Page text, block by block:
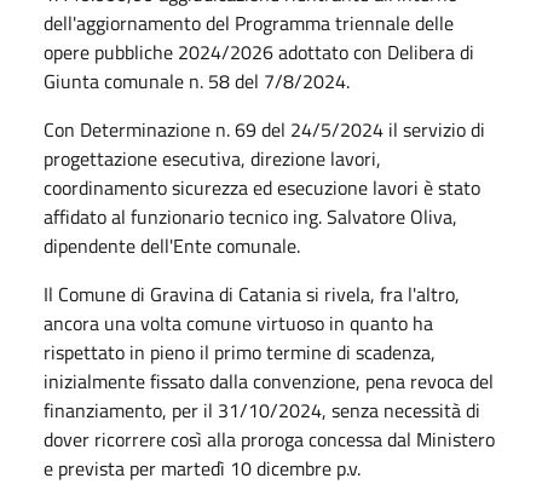
dell'aggiornamento del Programma triennale delle
opere pubbliche 2024/2026 adottato con Delibera di
Giunta comunale n. 58 del 7/8/2024.
Con Determinazione n. 69 del 24/5/2024 il servizio di
progettazione esecutiva, direzione lavori,
coordinamento sicurezza ed esecuzione lavori è stato
affidato al funzionario tecnico ing. Salvatore Oliva,
dipendente dell'Ente comunale.
Il Comune di Gravina di Catania si rivela, fra l'altro,
ancora una volta comune virtuoso in quanto ha
rispettato in pieno il primo termine di scadenza,
inizialmente fissato dalla convenzione, pena revoca del
finanziamento, per il 31/10/2024, senza necessità di
dover ricorrere così alla proroga concessa dal Ministero
e prevista per martedì 10 dicembre p.v.